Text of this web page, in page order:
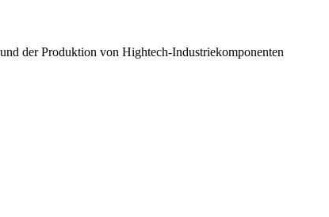
der Produktion von Hightech-Industriekomponenten